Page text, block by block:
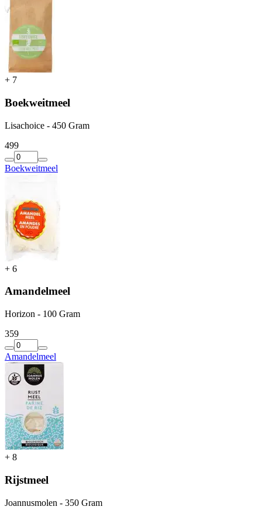
+ 7
Boekweitmeel
Lisachoice - 450 Gram
499
Boekweitmeel
+ 6
Amandelmeel
Horizon - 100 Gram
359
Amandelmeel
+ 8
Rijstmeel
Joannusmolen - 350 Gram